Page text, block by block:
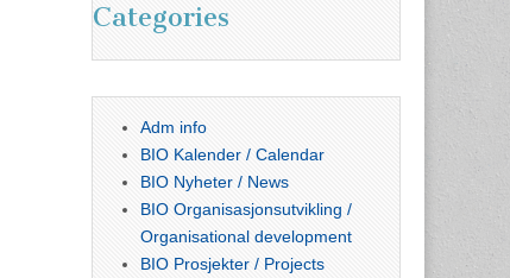
Categories
Adm info
BIO Kalender / Calendar
BIO Nyheter / News
BIO Organisasjonsutvikling /
Organisational development
BIO Prosjekter / Projects